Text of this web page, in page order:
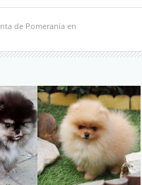
de Pomerania en